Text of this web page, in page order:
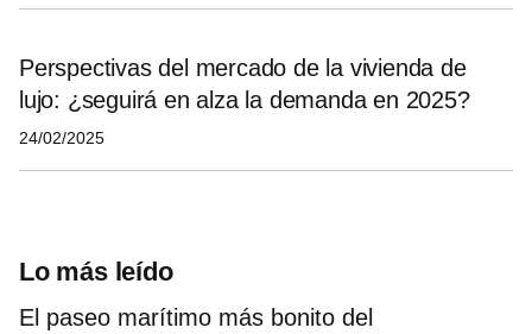
Perspectivas del mercado de la vivienda de
lujo: ¿seguirá en alza la demanda en 2025?
24/02/2025
Lo más leído
El paseo marítimo más bonito del